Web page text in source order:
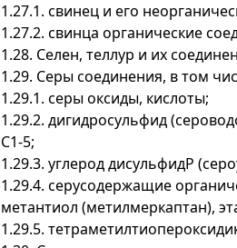
1.27.1. свинец и его
1.27.2. свинца органические
1.28. Селен, теллур и их
1.29. Серы соединения, в том
1.29.1. серы оксиды, кислоты;
1.29.2. дигидросульфид
C1-5;
1.29.3. углерод дисульфидР
1.29.4. серусодержащие
метантиол (метилмеркаптан),
1.29.5.